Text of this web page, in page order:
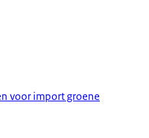
voor import groene